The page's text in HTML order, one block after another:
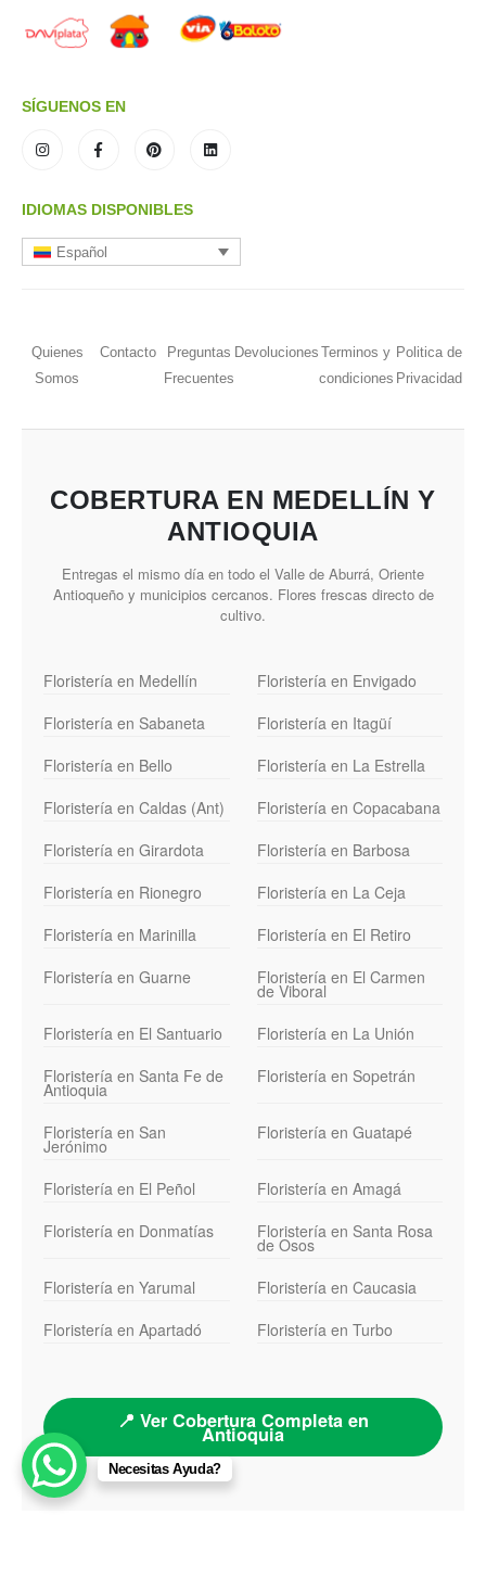
SÍGUENOS EN
IDIOMAS DISPONIBLES
Español
Quienes
Somos
Contacto
Preguntas
Frecuentes
Devoluciones Terminos y
condiciones
Politica de
Privacidad
COBERTURA EN MEDELLÍN Y
ANTIOQUIA
Entregas el mismo día en todo el Valle de Aburrá, Oriente
Antioqueño y municipios cercanos. Flores frescas directo de
cultivo.
Floristería en Medellín
Floristería en Envigado
Floristería en Sabaneta
Floristería en Itagüí
Floristería en Bello
Floristería en La Estrella
Floristería en Caldas (Ant)
Floristería en Copacabana
Floristería en Girardota
Floristería en Barbosa
Floristería en Rionegro
Floristería en La Ceja
Floristería en Marinilla
Floristería en El Retiro
Floristería en Guarne
Floristería en El Carmen
de Viboral
Floristería en El Santuario
Floristería en La Unión
Floristería en Santa Fe de
Antioquia
Floristería en Sopetrán
Floristería en San
Jerónimo
Floristería en Guatapé
Floristería en El Peñol
Floristería en Amagá
Floristería en Donmatías
Floristería en Santa Rosa
de Osos
Floristería en Yarumal
Floristería en Caucasia
Floristería en Apartadó
Floristería en Turbo
📍 Ver Cobertura Completa en
Antioquia
Necesitas Ayuda?